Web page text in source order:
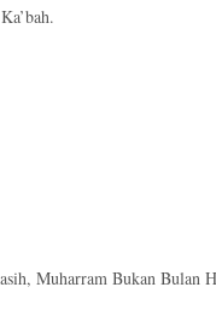
Muharram Bukan Bulan